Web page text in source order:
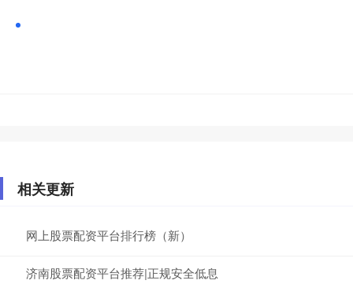
相关更新
网上股票配资平台排行榜（新）
济南股票配资平台推荐|正规安全低息